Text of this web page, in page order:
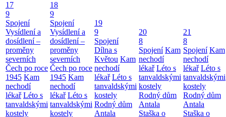
17
9
Spojení
Vysídlení a
dosídlení –
proměny
severních
Čech po roce
1945 Kam
nechodí
lékař Léto s
tanvaldskými
kostely
18
9
Spojení
Vysídlení a
dosídlení –
proměny
severních
Čech po roce
1945 Kam
nechodí
lékař Léto s
tanvaldskými
kostely
19
9
Spojení
Dílna s
Květou Kam
nechodí
lékař Léto s
tanvaldskými
kostely
Rodný dům
Antala
20
8
Spojení Kam
nechodí
lékař Léto s
tanvaldskými
kostely
Rodný dům
Antala
Staška o
21
8
Spojení Kam
nechodí
lékař Léto s
tanvaldskými
kostely
Rodný dům
Antala
Staška o